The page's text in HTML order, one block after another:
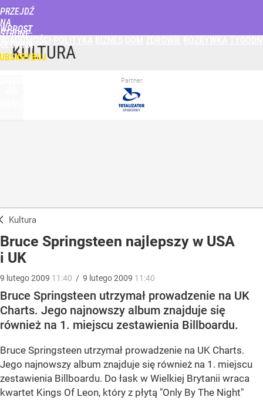
PRZEJDŹ
NA
STRONĘ
GŁÓWNĄ
WPROST
KULTURA
Partner
Kultura
Bruce Springsteen najlepszy w USA
i UK
9 lutego2009 11:40 / 9 lutego2009 11:40
Bruce Springsteen utrzymał prowadzenie na UK
Charts. Jego najnowszy album znajduje się
również na 1. miejscu zestawienia Billboardu.
Bruce Springsteen utrzymał prowadzenie na UK Charts.
Jego najnowszy album znajduje się również na 1. miejscu
zestawienia Billboardu. Do łask w Wielkiej Brytanii wraca
kwartet Kings Of Leon, który z płytą "Only By The Night"